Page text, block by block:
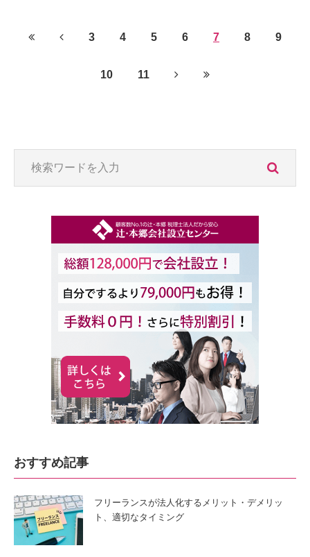
3 4 5 6 7 8 9
10 11
おすすめ記事
フリーランスが法人化するメリット・デメリッ
ト、適切なタイミング